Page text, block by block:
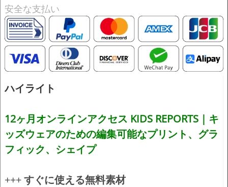
安全な支払い
ハイライト
12ヶ月オンラインアクセス KIDS REPORTS｜キ
ッズウェアのための編集可能なプリント、グラ
フィック、シェイプ
+++すぐに使える無料素材